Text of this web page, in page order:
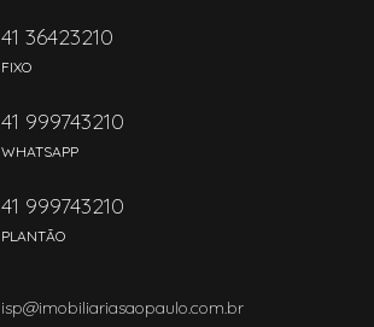
41 36423210
FIXO
41 999743210
WHATSAPP
41 999743210
PLANTÃO
isp@imobiliariasaopaulo.com.br